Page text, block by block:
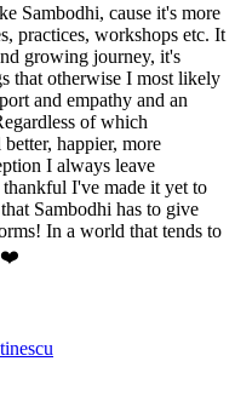
Sambodhi, cause it's more
practices, workshops etc. It
growing journey, it's
that otherwise I most likely
and empathy and an
of which
happier, more
I always leave
I've made it yet to
Sambodhi has to give
In a world that tends to